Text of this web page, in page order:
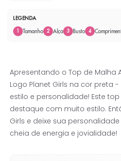
LEGENDA
1
Tamanho 2 Alça 3 Busto 4
Apresentando o Top de Malha
Logo Planet Girls na cor preta
estilo e personalidade! Este
destaque com muito estilo.
Girls e deixe sua
cheia de energia e jovialidade!